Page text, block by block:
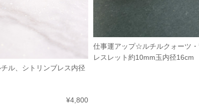
ル、シトリンブレス内径
¥4,800
仕事運アップ☆ルチルクォーツ
レスレット約10mm玉内径16cm